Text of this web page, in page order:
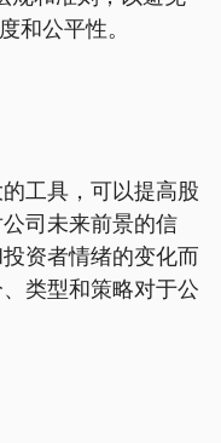
和公平性。
工具，可以提高股
司未来前景的信
资者情绪的变化而
类型和策略对于公